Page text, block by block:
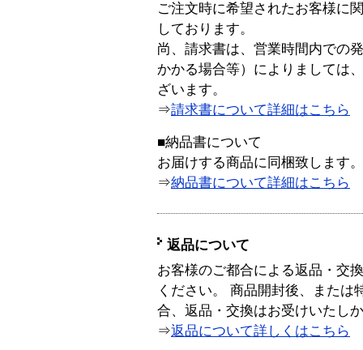
ご注文時に希望されたお客様に
しております。
尚、請求書は、営業時間内での
かかる場合等）によりましては
ざいます。
⇒請求書について詳細はこちら
■納品書について
お届けする商品に同梱致します。
⇒納品書について詳細はこちら
返品について
お客様のご都合による返品・交
ください。 商品開封後、または
合、返品・交換はお受けいたし
⇒返品について詳しくはこちら